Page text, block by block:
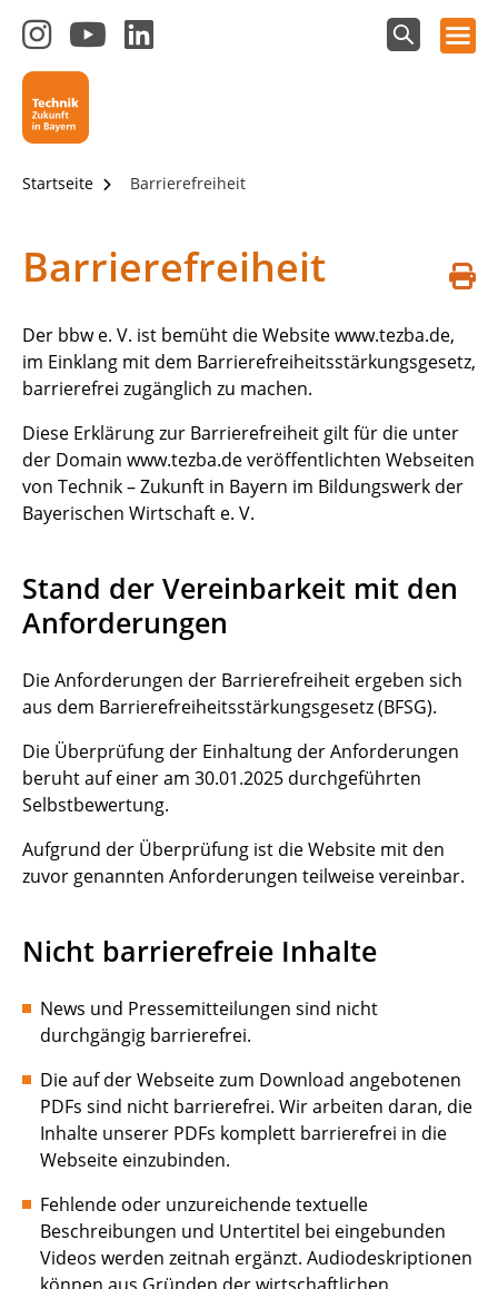
Technik - Zukunft in Bayern
Zum
Instagram-
Kanal
von
Technik-
in
Zum
YouTube-LinkedIn-
Suchfeld
Hauptnavigation öffnen
Startseite Barrierefreiheit
Barrierefreiheit
Der bbw e. V. ist bemüht die Website www.tezba.de,
im Einklang mit dem Barrierefreiheitsstärkungsgesetz,
barrierefrei zugänglich zu machen.
Diese Erklärung zur Barrierefreiheit gilt für die unter
der Domain www.tezba.de veröffentlichten Webseiten
von Technik – Zukunft in Bayern im Bildungswerk der
Bayerischen Wirtschaft e. V.
Stand der Vereinbarkeit mit den
Anforderungen
Die Anforderungen der Barrierefreiheit ergeben sich
aus dem Barrierefreiheitsstärkungsgesetz (BFSG).
Die Überprüfung der Einhaltung der Anforderungen
beruht auf einer am 30.01.2025 durchgeführten
Selbstbewertung.
Aufgrund der Überprüfung ist die Website mit den
zuvor genannten Anforderungen teilweise vereinbar.
Nicht barrierefreie Inhalte
News und Pressemitteilungen sind nicht
durchgängig barrierefrei.
Die auf der Webseite zum Download angebotenen
PDFs sind nicht barrierefrei. Wir arbeiten daran, die
Inhalte unserer PDFs komplett barrierefrei in die
Webseite einzubinden.
Fehlende oder unzureichende textuelle
Beschreibungen und Untertitel bei eingebunden
Videos werden zeitnah ergänzt. Audiodeskriptionen